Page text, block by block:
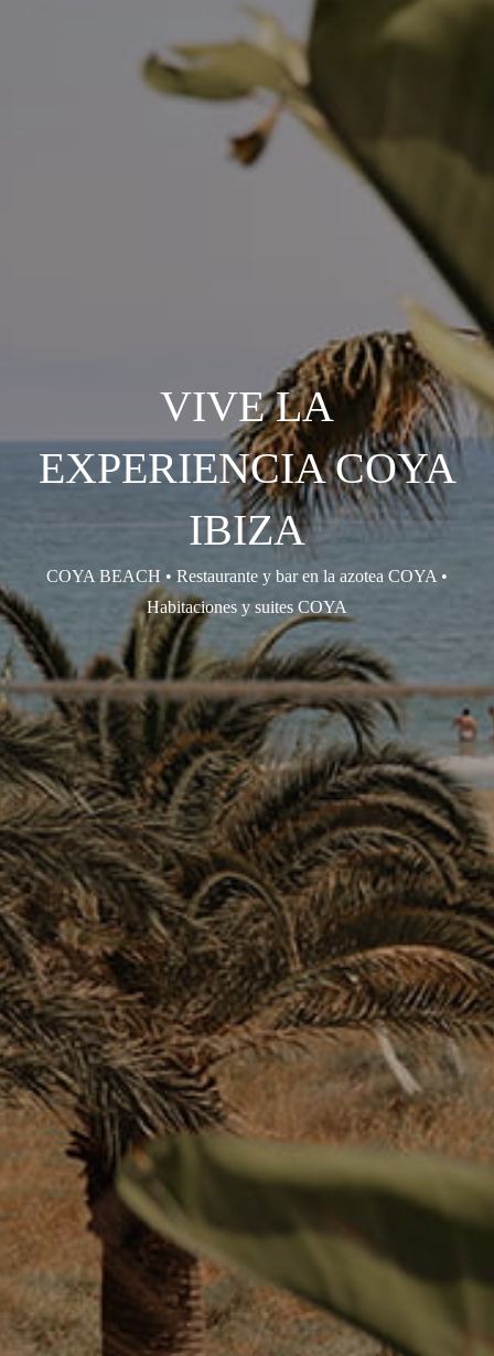
VIVE LA
EXPERIENCIA COYA
IBIZA
COYA BEACH • Restaurante y bar en la azotea COYA •
Habitaciones y suites COYA